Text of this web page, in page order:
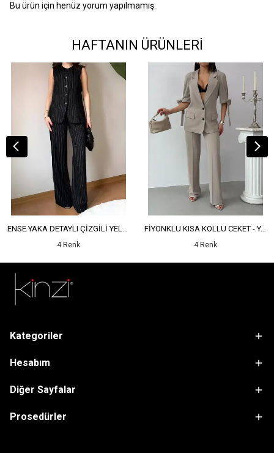
Bu ürün için henüz yorum yapılmamış.
HAFTANIN ÜRÜNLERİ
ENSE YAKA DETAYLI ÇİZGİLİ YELEK - YÜKSEK BEL DETAYLI ÇİZGİLİ PANTOLON
4 Renk
FİYONKLU KISA KOLLU CEKET - YÜKSEK BEL SALAŞ PANTOLON
4 Renk
Kategoriler
Hesabım
Diğer Sayfalar
Prosedürler